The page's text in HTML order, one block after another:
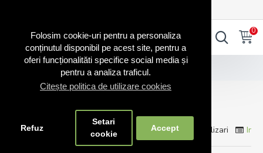
Folosim cookie-uri pentru a personaliza
conținutul disponibil pe acest site, pentru a
oferi funcționalităti specifice social media și
pentru a analiza traficul.
Citește politica de utilizare cookies
Refuz
Setari
cookie
Accept
0
Blog Scaune Comenzi scaune
Comenzi Scaune 0 Comentarii 6977 Vizualizari Info